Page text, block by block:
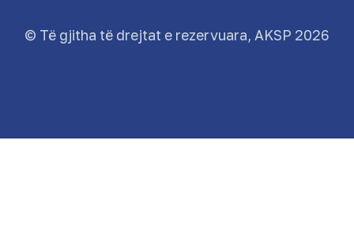
© Të gjitha të drejtat e rezervuara, AKSP 2026